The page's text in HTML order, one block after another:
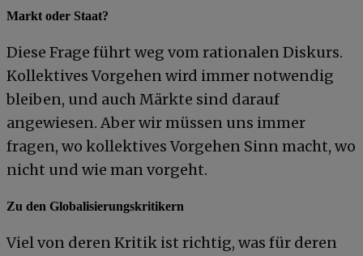
Markt oder Staat?
Diese Frage führt weg vom rationalen Diskurs.
Kollektives Vorgehen wird immer notwendig
bleiben, und auch Märkte sind darauf
angewiesen. Aber wir müssen uns immer
fragen, wo kollektives Vorgehen Sinn macht, wo
nicht und wie man vorgeht.
Zu den Globalisierungskritikern
Viel von deren Kritik ist richtig, was für deren